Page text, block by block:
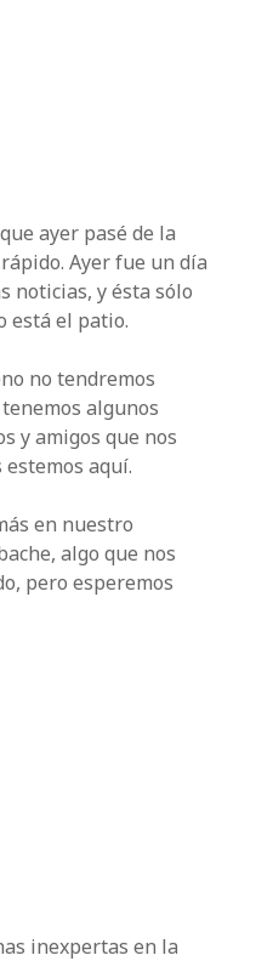
ayer pasé de la
Ayer fue un día
noticias, y ésta sólo
está el patio.
no tendremos
algunos
y amigos que nos
aquí.
en nuestro
algo que nos
pero esperemos
inexpertas en la